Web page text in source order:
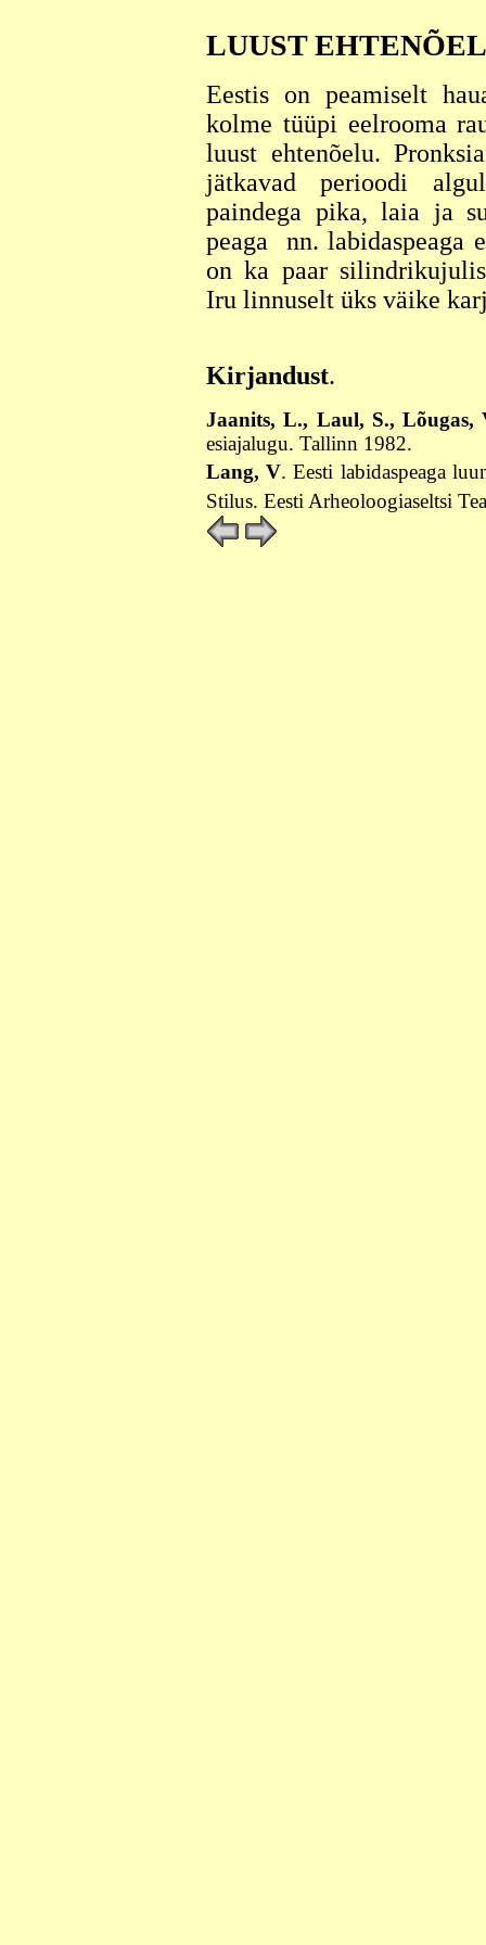
LUUST
Eestis on peamiselt
kolme tüüpi eelrooma
luust ehtenõelu.
jätkavad perioodi
paindega pika, laia ja
peaga nn. labidaspeaga
on ka paar
Iru linnuselt üks väike
Kirjandust.
Jaanits, L., Laul, S., Lõugas,
esiajalugu. Tallinn 1982.
Lang, V. Eesti labidaspeaga
Stilus. Eesti Arheoloogiaseltsi